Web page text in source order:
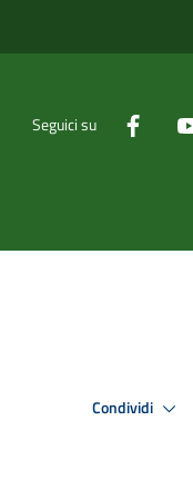
Seguici su
Condividi